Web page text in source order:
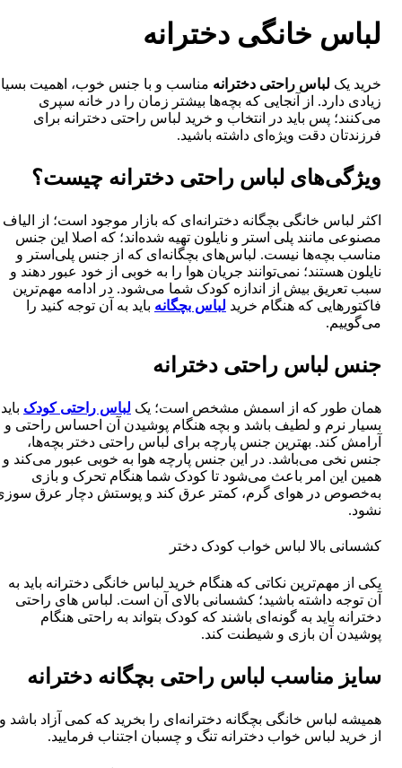
لباس خانگی دخترانه
خرید یک لباس راحتی دخترانه مناسب و با جنس خوب، اهمیت
زیادی دارد. از آنجایی که بچه‌ها بیشتر زمان را در خانه سپری
می‌کنند؛ پس باید در انتخاب و خرید لباس راحتی دخترانه برای
فرزندتان دقت ویژه‌ای داشته باشید.
ویژگی‌های لباس راحتی دخترانه چیست؟
اکثر لباس خانگی بچگانه دخترانه‌ای که بازار موجود است؛ از الیاف
مصنوعی مانند پلی استر و نایلون تهیه شده‌اند؛ که اصلا این جنس
مناسب بچه‌ها نیست. لباس‌های بچگانه‌ای که از جنس پلی‌استر و
نایلون هستند؛ نمی‌توانند جریان هوا را به خوبی از خود عبور دهند و
سبب تعریق بیش از اندازه کودک شما می‌شود. در ادامه مهم‌ترین
فاکتورهایی که هنگام خرید لباس بچگانه باید به آن توجه کنید را
می‌گوییم.
جنس لباس راحتی دخترانه
همان طور که از اسمش مشخص است؛ یک لباس راحتی کودک باید
بسیار نرم و لطیف باشد و بچه هنگام پوشیدن آن احساس راحتی و
آرامش کند. بهترین جنس پارچه برای لباس راحتی دختر بچه‌ها،
جنس نخی می‌باشد. در این جنس پارچه هوا به خوبی عبور می‌کند و
همین این امر باعث می‌شود تا کودک شما هنگام تحرک و بازی
به‌خصوص در هوای گرم، کمتر عرق کند و پوستش دچار عرق
نشود.
کشسانی بالا لباس خواب کودک دختر
یکی از مهم‌ترین نکاتی که هنگام خرید لباس خانگی دخترانه باید به
آن توجه داشته باشید؛ کشسانی بالای آن است. لباس های راحتی
دخترانه باید به گونه‌ای باشند که کودک بتواند به راحتی هنگام
پوشیدن آن بازی و شیطنت کند.
سایز مناسب لباس راحتی بچگانه دخترانه
همیشه لباس خانگی بچگانه دخترانه‌ای را بخرید که کمی آزاد باشد و
از خرید لباس خواب دخترانه تنگ و چسبان اجتناب فرمایید.